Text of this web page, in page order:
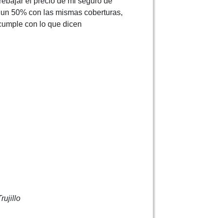
50% con las mismas coberturas,
con lo que dicen